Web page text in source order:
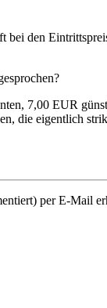
den
7,00 EUR
die eigentlich
per E-Mail